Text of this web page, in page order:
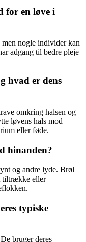
for en løve i
nogle individer kan
adgang til bedre pleje
hvad er dens
omkring halsen og
løvens hals mod
eller føde.
hinanden?
og andre lyde. Brøl
tiltrække eller
typiske
bruger deres